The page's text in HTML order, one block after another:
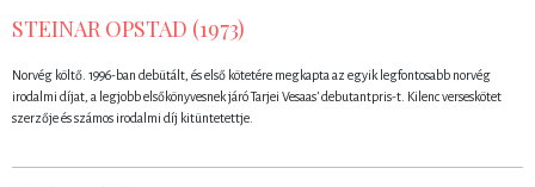
STEINAR OPSTAD (1973)
Norvég költő. 1996-ban debütált, és első kötetére megkapta az egyik legfontosabb norvég
irodalmi díjat, a legjobb elsőkönyvesnek járó Tarjei Vesaas' debutantpris-t. Kilenc verseskötet
szerzője és számos irodalmi díj kitüntetettje.